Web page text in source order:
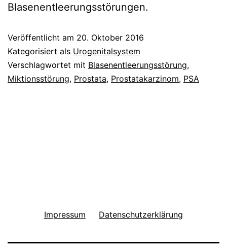
Blasenentleerungsstörungen.
Veröffentlicht am 20. Oktober 2016
Kategorisiert als Urogenitalsystem
Verschlagwortet mit Blasenentleerungsstörung,
Miktionsstörung, Prostata, Prostatakarzinom, PSA
Impressum Datenschutzerklärung